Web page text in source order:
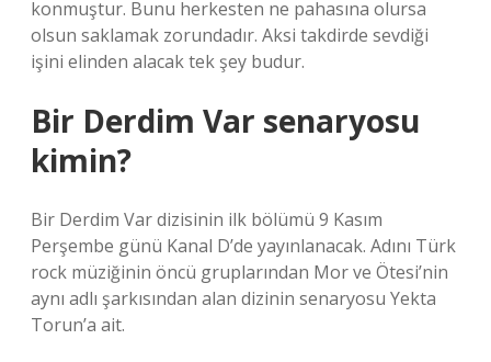
konmuştur. Bunu herkesten ne pahasına olursa
olsun saklamak zorundadır. Aksi takdirde sevdiği
işini elinden alacak tek şey budur.
Bir Derdim Var senaryosu
kimin?
Bir Derdim Var dizisinin ilk bölümü 9 Kasım
Perşembe günü Kanal D’de yayınlanacak. Adını Türk
rock müziğinin öncü gruplarından Mor ve Ötesi’nin
aynı adlı şarkısından alan dizinin senaryosu Yekta
Torun’a ait.